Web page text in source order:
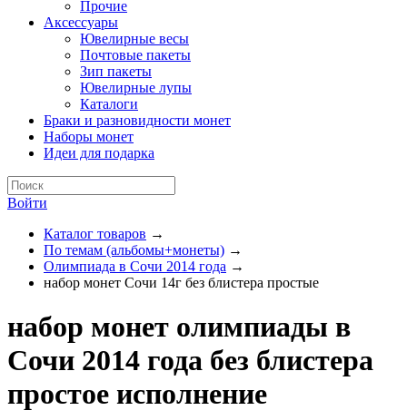
Прочие
Аксессуары
Ювелирные весы
Почтовые пакеты
Зип пакеты
Ювелирные лупы
Каталоги
Браки и разновидности монет
Наборы монет
Идеи для подарка
Войти
Каталог товаров →
По темам (альбомы+монеты) →
Олимпиада в Сочи 2014 года →
набор монет Сочи 14г без блистера простые
набор монет олимпиады в
Сочи 2014 года без блистера
простое исполнение